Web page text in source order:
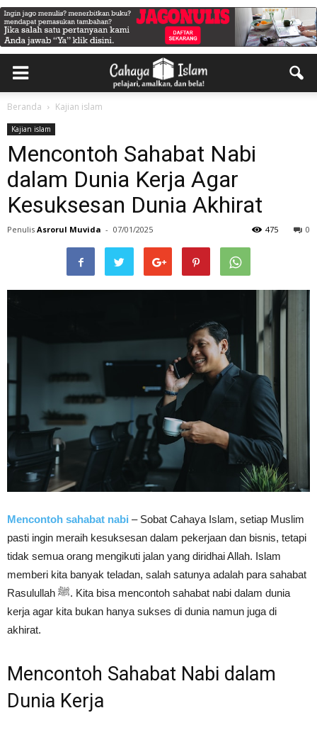
Beranda Kajian islam
Kajian islam
Mencontoh Sahabat Nabi
dalam Dunia Kerja Agar
Kesuksesan Dunia Akhirat
Penulis Asrorul Muvida - 07/01/2025 0
475
Mencontoh sahabat nabi – Sobat Cahaya Islam, setiap Muslim
pasti ingin meraih kesuksesan dalam pekerjaan dan bisnis, tetapi
tidak semua orang mengikuti jalan yang diridhai Allah. Islam
memberi kita banyak teladan, salah satunya adalah para sahabat
Rasulullah ﷺ. Kita bisa mencontoh sahabat nabi dalam dunia
kerja agar kita bukan hanya sukses di dunia namun juga di
akhirat.
Mencontoh Sahabat Nabi dalam
Dunia Kerja